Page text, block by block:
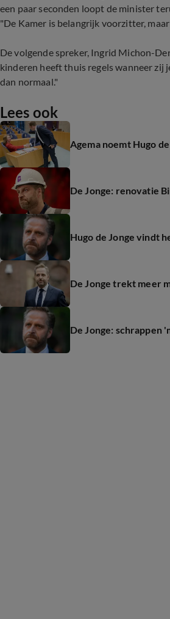
een paar seconden loopt de minister
"De Kamer is belangrijk voorzitter,
De volgende spreker, Ingrid Michon-
kinderen heeft thuis regels wanneer zij
dan normaal."
Lees ook
Agema noemt Hugo
De Jonge: renovatie
Hugo de Jonge vindt
De Jonge trekt meer
De Jonge: schrappen